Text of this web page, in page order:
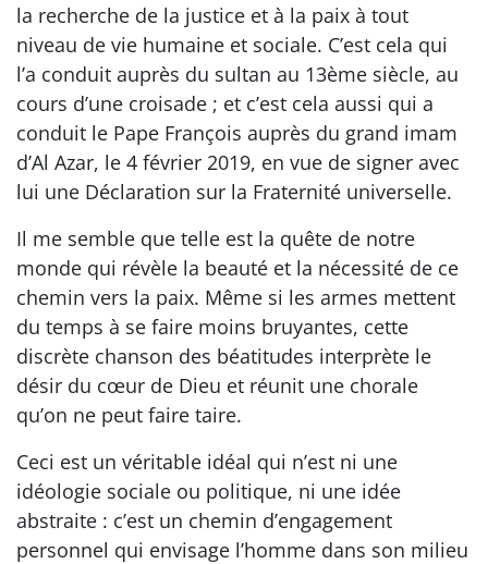
la recherche de la justice et à la paix à tout
niveau de vie humaine et sociale. C’est cela qui
l’a conduit auprès du sultan au 13ème siècle, au
cours d’une croisade ; et c’est cela aussi qui a
conduit le Pape François auprès du grand imam
d’Al Azar, le 4 février 2019, en vue de signer avec
lui une Déclaration sur la Fraternité universelle.
Il me semble que telle est la quête de notre
monde qui révèle la beauté et la nécessité de ce
chemin vers la paix. Même si les armes mettent
du temps à se faire moins bruyantes, cette
discrète chanson des béatitudes interprète le
désir du cœur de Dieu et réunit une chorale
qu’on ne peut faire taire.
Ceci est un véritable idéal qui n’est ni une
idéologie sociale ou politique, ni une idée
abstraite : c’est un chemin d’engagement
personnel qui envisage l’homme dans son milieu